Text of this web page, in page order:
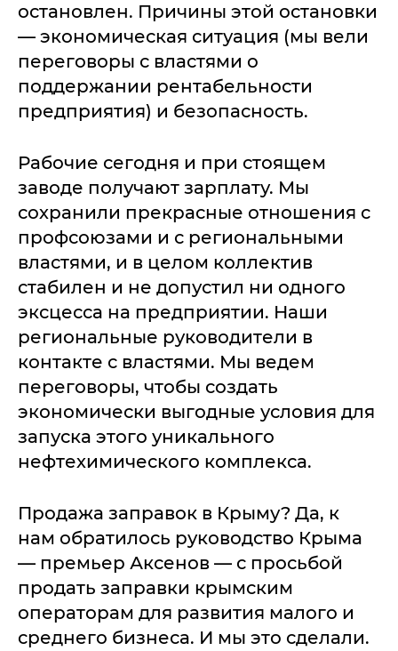
остановлен. Причины этой остановки
— экономическая ситуация (мы вели
переговоры с властями о
поддержании рентабельности
предприятия) и безопасность.
Рабочие сегодня и при стоящем
заводе получают зарплату. Мы
сохранили прекрасные отношения с
профсоюзами и с региональными
властями, и в целом коллектив
стабилен и не допустил ни одного
эксцесса на предприятии. Наши
региональные руководители в
контакте с властями. Мы ведем
переговоры, чтобы создать
экономически выгодные условия для
запуска этого уникального
нефтехимического комплекса.
Продажа заправок в Крыму? Да, к
нам обратилось руководство Крыма
— премьер Аксенов — с просьбой
продать заправки крымским
операторам для развития малого и
среднего бизнеса. И мы это сделали.